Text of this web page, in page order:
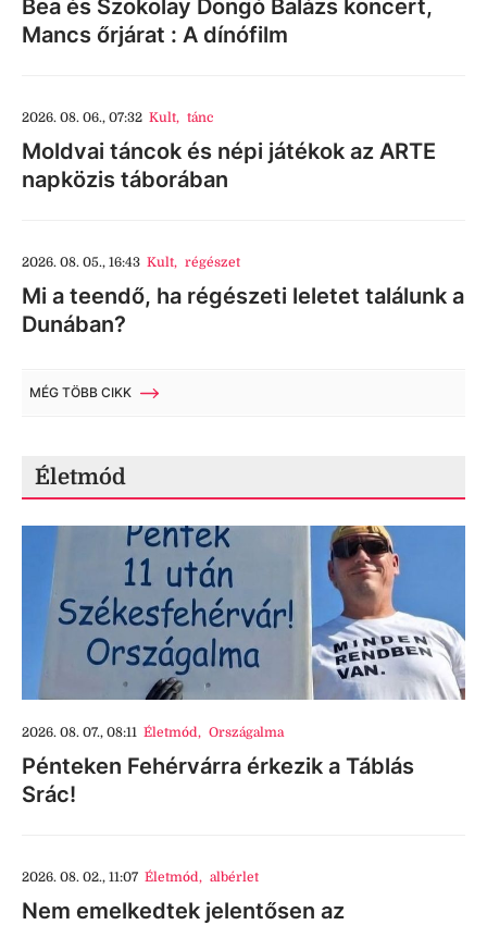
Bea és Szokolay Dongó Balázs koncert,
Mancs őrjárat : A dínófilm
2026. 08. 06., 07:32 Kult, tánc
Moldvai táncok és népi játékok az ARTE
napközis táborában
2026. 08. 05., 16:43 Kult, régészet
Mi a teendő, ha régészeti leletet találunk a
Dunában?
MÉG TÖBB CIKK
Életmód
2026. 08. 07., 08:11 Életmód, Országalma
Pénteken Fehérvárra érkezik a Táblás
Srác!
2026. 08. 02., 11:07 Életmód, albérlet
Nem emelkedtek jelentősen az